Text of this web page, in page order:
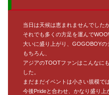
当日は天候は恵まれませんでしたが
それでも多くの方足を運んで
大いに盛り上がり、GOGOBOY
もちろん、
アジアのTOOTファンはこんなに
した。
まだまだイベントは小さい規模で
今後Prideと合わせ、かなり盛り上